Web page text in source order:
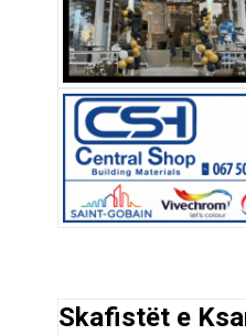
Skafistët e